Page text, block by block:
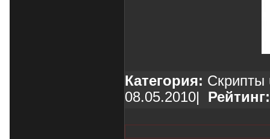
Категория: Скрипты
08.05.2010
Рейтинг: